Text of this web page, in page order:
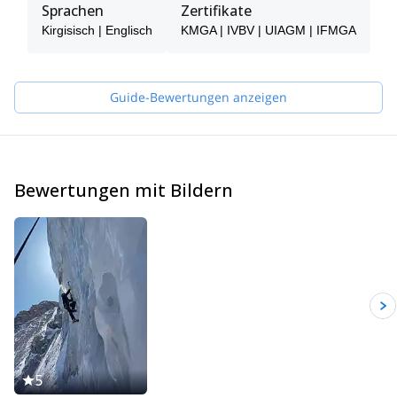
Tengri peak (7010 m) 2 ascents, Korzhenevskaya peak (7105 m)
1 ascent, Communism peak (7495 m)1 ascent, Pobeda peak
as a guide in Lyallak and Dugoba, in Alla Archa National Park and
Suusamyr Valley, Terskey Ala Too and Kyngei-Ala Too.
As a mountain guide, my top 3 priorities are: 1 -safety, 2 –
I am a mountaineer and really love the mountains so I also spend
Himalayas, Africa, Uzbekistan, Kazakhstan, Patagonia and
Russia.
I live and work in a beautiful mountainous country and I will be
glad to show you the virgin beauty of the Kyrgyz mountains.
Sprachen
Kirgisisch | Englisch
Zertifikate
KMGA | IVBV | UIAGM | IFMGA
Guide-Bewertungen anzeigen
Bewertungen mit Bildern
5